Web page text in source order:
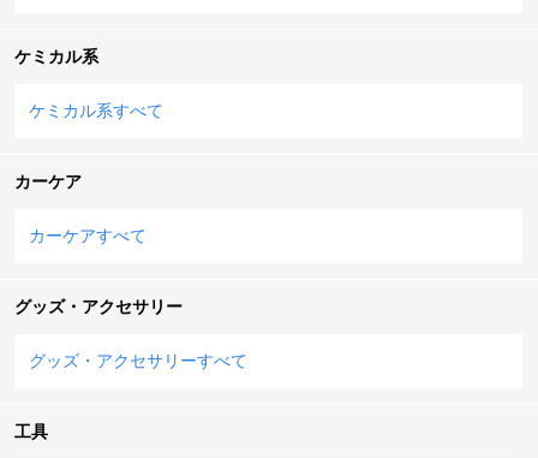
ケミカル系
ケミカル系すべて
カーケア
カーケアすべて
グッズ・アクセサリー
グッズ・アクセサリーすべて
工具